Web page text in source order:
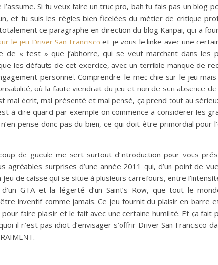
Si tu veux faire un truc pro, bah tu fais pas un blog
et tu suis les règles bien ficelées du métier de critique
ce paragraphe en direction du blog Kanpai, qui a
le jeu Driver San Francisco et je vous le linke avec une
de « test » que j’abhorre, qui se veut marchant dans les
les défauts de cet exercice, avec un terrible manque de
personnel. Comprendre: le mec chie sur le jeu mais
où la faute viendrait du jeu et non de son absence
mal écrit, mal présenté et mal pensé, ça prend tout au
à dire quand par exemple on commence à considérer les
pense donc pas du bien, ce qui doit être primordial pour
de gueule me sert surtout d’introduction pour vous
agréables surprises d’une année 2011 qui, d’un point de
jeu de caisse qui se situe à plusieurs carrefours, entre
GTA et la légerté d’un Saint’s Row, que tout le
inventif comme jamais. Ce jeu fournit du plaisir en barre
faire plaisir et le fait avec une certaine humilité. Et ça fait
il n’est pas idiot d’envisager s’offrir Driver San Francisco